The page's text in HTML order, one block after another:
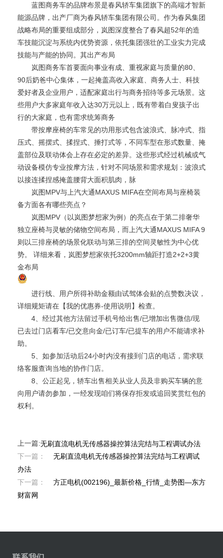
蓝图商务车的品牌布景是春风轿车集团旗下的高端才智新
能源品牌，出产厂商为春风轿车集团有限公司。作为春风集团
战略布局的重要组成部分，岚图深度整合了春风超52年的造
车技能沉淀与系统内优势资源，依托集团强壮的工业实力完成
技能与产能的协同。其出产布局
岚图商务车首要面向事业有成、重视家庭与质量的80、
90后奶爸中心集体，一起掩盖高收入家庭、商务人士、科技
爱好者及企业用户，适配家庭出行与商务招待等多元场景。这
些用户大多家庭年收入达30万元以上，既有带着白叟孩子出
行的大家庭，也有需求统筹商务
带按摩座椅的车常见的功用形式包含波浪式、脉冲式、指
压式、摇摆式、揉捏式、捶打式等，不同车型在形式数量、掩
盖部位及联动体会上存在必定的差异。这些形式经过机械或气
动设备模仿专业按摩方法，针对不同场景和需求规划：波浪式
以接连揉捏感掩盖腰背大面积肌肉，脉
岚图MPV与上汽大通MAXUS MIFA在空间布局与座椅装
备方面各有哪些亮点？
岚图MPV（以岚图梦想家为例）的亮点在于第二排奢华
独立座椅与灵敏的储物空间布局，而上汽大通MAXUS MIFA 9
则以三排座椅的场景化联动与第三排的空间灵敏性为中心优
势。 详细来看，岚图梦想家依托3200mm轴距打造2+2+3黄
金布局
进行线、用户所得补助金额由试驾体会贴的点赞数决议，
详细规矩请在【我的优惠券-使用说明】检查。
4、经过其他方法留过手机号给出售/已增加出售微信/现
已去过门店看车/已交意向金/已订车/已提车的用户不能请求补
助。
5、如参加活动后24小时内没有接到门店的电话，需求联
络客服查询当地的协作门店。
8、公正起见，轿车出售相关从业人员及非购买车辆的意
向用户请勿参加，一经发现咱们将保存拒发或追回奖赏红包的
权利。
上一篇:无刷直流电机无传感器操控算法完结与工程调试办法
下一篇：
无刷直流电机无传感器操控算法完结与工程调试
办法
下一篇：
方正电机(002196)_最新价格_行情_走势图—东方
财富网